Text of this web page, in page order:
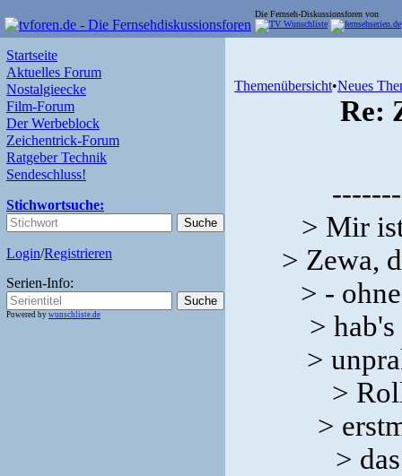
Die Fernseh-Diskussionsforen von
Startseite
Aktuelles Forum
Nostalgieecke
Film-Forum
Der Werbeblock
Zeichentrick-Forum
Ratgeber Technik
Sendeschluss!
Stichwortsuche:
Login/Registrieren
Serien-Info:
Powered by wunschliste.de
Themenübersicht•Neues
Re:
> Mir
> Zewa,
> -
>
>
>
>
>